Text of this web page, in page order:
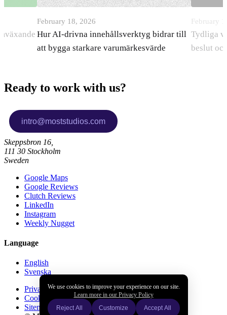
February 18, 2026
Hur AI-drivna innehållsverktyg bidrar till
att bygga starkare varumärkesvärde
February
Tydliga
beslut
Ready to work with us?
Skeppsbron 16,
111 30 Stockholm
Sweden
Google Maps
Google Reviews
Clutch Reviews
LinkedIn
Instagram
Weekly Nugget
Language
English
Svenska
Privacy policy
Cookies policy
Sitemap
We use cookies to improve your experience on our site.
Learn more in our Privacy Policy
Reject All
Customize Accept All